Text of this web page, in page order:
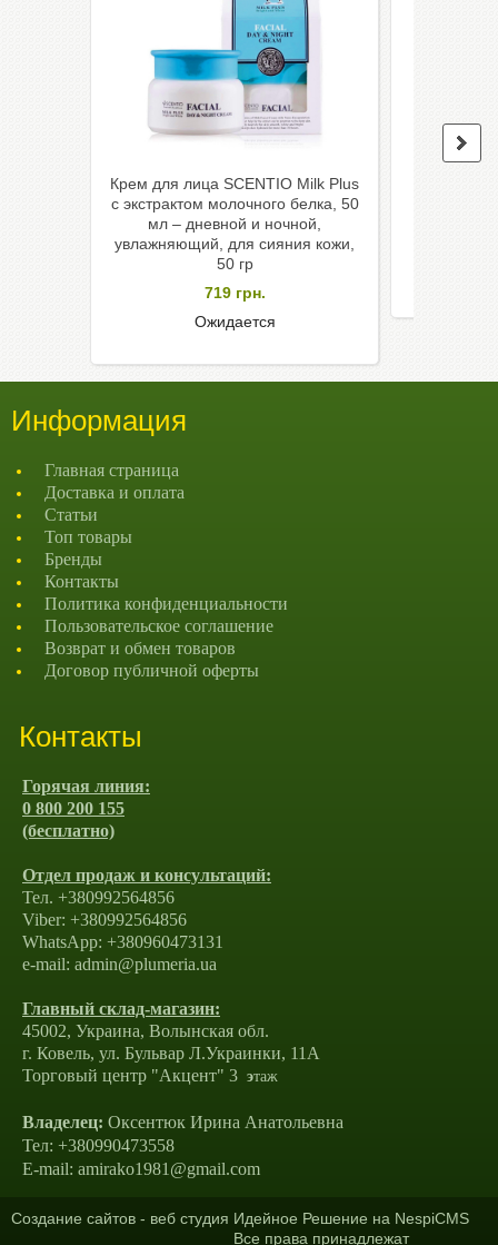
Крем для лица SCENTIO Milk Plus
с экстрактом молочного белка, 50
мл – дневной и ночной,
увлажняющий, для сияния кожи,
50 гр
719 грн.
Ожидается
Информация
Главная страница
Доставка и оплата
Статьи
Топ товары
Бренды
Контакты
Политика конфиденциальности
Пользовательское соглашение
Возврат и обмен товаров
Договор публичной оферты
Контакты
Горячая линия:
0 800 200 155
(бесплатно)
Отдел продаж и консультаций:
Тел. +380992564856
Viber: +380992564856
WhatsApp: +380960473131
e-mail: admin@plumeria.ua
Главный склад-магазин:
45002, Украина, Волынская обл.
г. Ковель, ул. Бульвар Л.Украинки, 11А
Торговый центр "Акцент" 3 этаж
Владелец: Оксентюк Ирина Анатольевна
Тел: +380990473558
E-mail: amirako1981@gmail.com
Создание сайтов - веб студия Идейное Решение на NespiCMS
Все права принадлежат